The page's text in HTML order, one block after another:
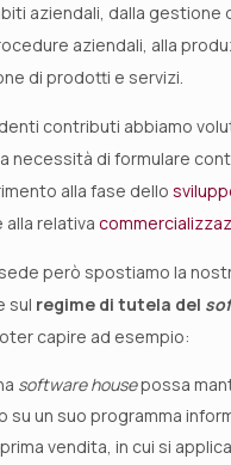
aziendali, dalla gestione
aziendali, alla
di prodotti e servizi.
contributi abbiamo
necessità di formulare
alla fase dello
alla relativa
però spostiamo la
sul regime di tutela del
capire ad esempio:
software housepossa
su un suo programma
vendita, in cui si